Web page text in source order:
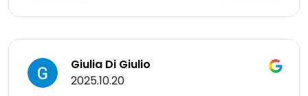
Giulia Di Giulio
2025.10.20